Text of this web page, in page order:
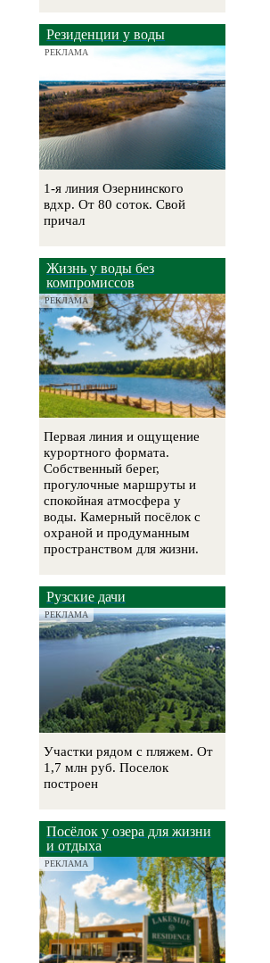
Резиденции у воды
РЕКЛАМА
1-я линия Озернинского
вдхр. От 80 соток. Свой
причал
Жизнь у воды без
компромиссов
РЕКЛАМА
Первая линия и ощущение
курортного формата.
Собственный берег,
прогулочные маршруты и
спокойная атмосфера у
воды. Камерный посёлок с
охраной и продуманным
пространством для жизни.
Рузские дачи
РЕКЛАМА
Участки рядом с пляжем. От
1,7 млн руб. Поселок
построен
Посёлок у озера для жизни
и отдыха
РЕКЛАМА